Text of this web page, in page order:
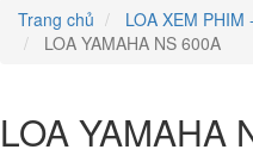
Trang chủ
LOA XEM PHIM
LOA YAMAHA NS 600A
LOA YAMAHA